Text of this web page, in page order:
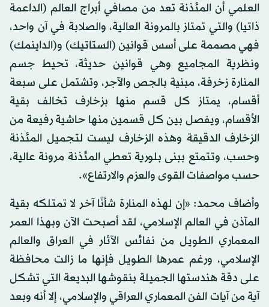
العلمي أن المئذنة تعد من مصافي أبراج العالم (الداعمة
ذاتيا) والتي تمتاز بالمرونة العالية، والصلابة في آن واحد،
فهي مصممة على أسس قوانين (الستاتيك) و(الداينمك)
ونظرية المجاميع وهي قوانين حديثة، تحيط جسم
المنارة زخرفة، مبنية بالجص والآجر، وتشتمل على سبعة
أقسام، يمتاز كل قسم منها بزخارف تخالف بقية
الأقسام، ويفصل بين كل قسمين منها حاشية رفيعة من
الزخارف الدقيقة وهذه الزخارف ليست لتجميل المئذنة
وحسب، وتتمتع ببنى بلورية تعطي المئذنة مرونة عالية،
حسب مواصفات القوى والعزم والارتفاع».
وأضاف محمد: «إن لهذه المنارة شأنًا آخر لا تمتلكه بقية
المآذن في العالم الإسلامي، لقد أصبحت الآن وبهذا العمر
المعماري الطويل من نفائس الآثار في العراق والعالم
الإسلامي، ورغم عمرها الطويل فإنها ما زالت محافظة
على دقة هندستها الجميلة بنقوشها البديعة التي تشكل
آية من آيات الفن المعماري العراقي والإسلامي، إلا أنه وبعد